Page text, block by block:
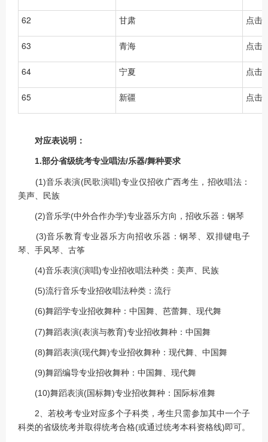
62 甘肃 点击
63 青海 点击
64 宁夏 点击
65 新疆 点击
对应表说明：
1.部分省级统考专业唱法/乐器/舞种要求
(1)音乐表演(民歌演唱)专业仅招收广西考生，招收唱法：
美声、民族
(2)音乐学(中外合作办学)专业器乐方向，招收乐器：钢琴
(3)音乐教育专业器乐方向招收乐器：钢琴、双排键电子
琴、手风琴、古筝
(4)音乐表演(演唱)专业招收唱法种类：美声、民族
(5)流行音乐专业招收唱法种类：流行
(6)舞蹈学专业招收舞种：中国舞、芭蕾舞、现代舞
(7)舞蹈表演(表演与教育)专业招收舞种：中国舞
(8)舞蹈表演(现代舞)专业招收舞种：现代舞、中国舞
(9)舞蹈编导专业招收舞种：中国舞、现代舞
(10)舞蹈表演(国标舞)专业招收舞种：国际标准舞
2、若校考专业对应多个子科类，考生只需参加其中一个子
科类的省级统考并取得统考合格(或通过统考本科资格线)即可。